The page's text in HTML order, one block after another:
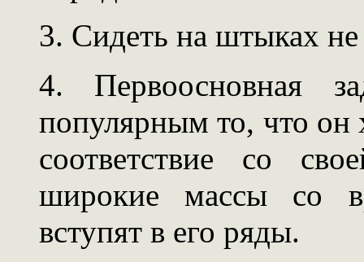
3. Сидеть на штыках
4. Первоосновная
популярным то, что он
соответствие со
широкие массы со
вступят в его ряды.